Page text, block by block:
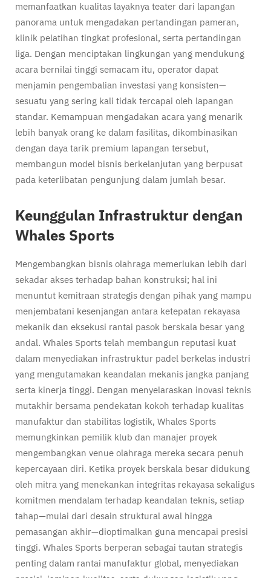
memanfaatkan kualitas layaknya teater dari lapangan
panorama untuk mengadakan pertandingan pameran,
klinik pelatihan tingkat profesional, serta pertandingan
liga. Dengan menciptakan lingkungan yang mendukung
acara bernilai tinggi semacam itu, operator dapat
menjamin pengembalian investasi yang konsisten—
sesuatu yang sering kali tidak tercapai oleh lapangan
standar. Kemampuan mengadakan acara yang menarik
lebih banyak orang ke dalam fasilitas, dikombinasikan
dengan daya tarik premium lapangan tersebut,
membangun model bisnis berkelanjutan yang berpusat
pada keterlibatan pengunjung dalam jumlah besar.
Keunggulan Infrastruktur dengan
Whales Sports
Mengembangkan bisnis olahraga memerlukan lebih dari
sekadar akses terhadap bahan konstruksi; hal ini
menuntut kemitraan strategis dengan pihak yang mampu
menjembatani kesenjangan antara ketepatan rekayasa
mekanik dan eksekusi rantai pasok berskala besar yang
andal. Whales Sports telah membangun reputasi kuat
dalam menyediakan infrastruktur padel berkelas industri
yang mengutamakan keandalan mekanis jangka panjang
serta kinerja tinggi. Dengan menyelaraskan inovasi teknis
mutakhir bersama pendekatan kokoh terhadap kualitas
manufaktur dan stabilitas logistik, Whales Sports
memungkinkan pemilik klub dan manajer proyek
mengembangkan venue olahraga mereka secara penuh
kepercayaan diri. Ketika proyek berskala besar didukung
oleh mitra yang menekankan integritas rekayasa sekaligus
komitmen mendalam terhadap keandalan teknis, setiap
tahap—mulai dari desain struktural awal hingga
pemasangan akhir—dioptimalkan guna mencapai presisi
tinggi. Whales Sports berperan sebagai tautan strategis
penting dalam rantai manufaktur global, menyediakan